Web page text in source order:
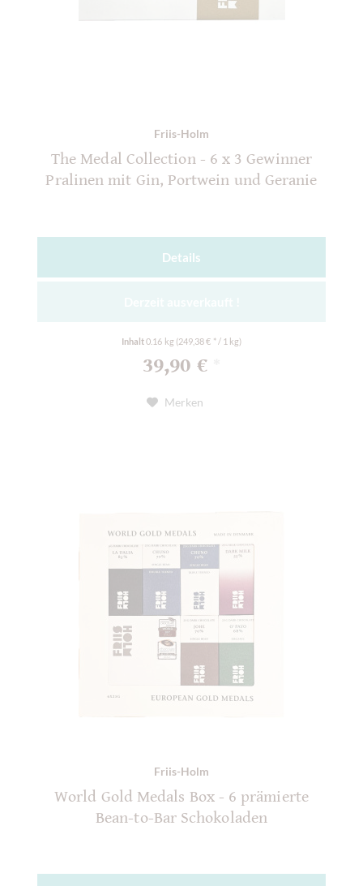
Friis-Holm
The Medal Collection - 6 x 3 Gewinner
Pralinen mit Gin, Portwein und Geranie
Details
Inhalt0.16 kg (249,38 € * / 1 kg)
39,90 €
Merken
Friis-Holm
World Gold Medals Box - 6 prämierte
Bean-to-Bar Schokoladen